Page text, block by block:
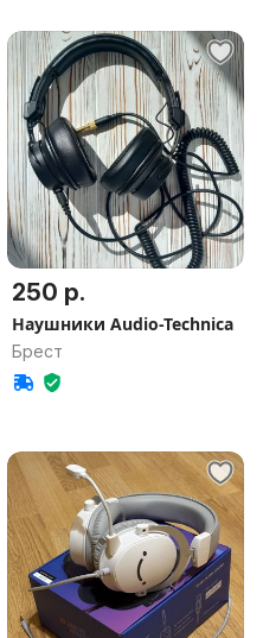
250 р.
Наушники Audio-Technica
Брест